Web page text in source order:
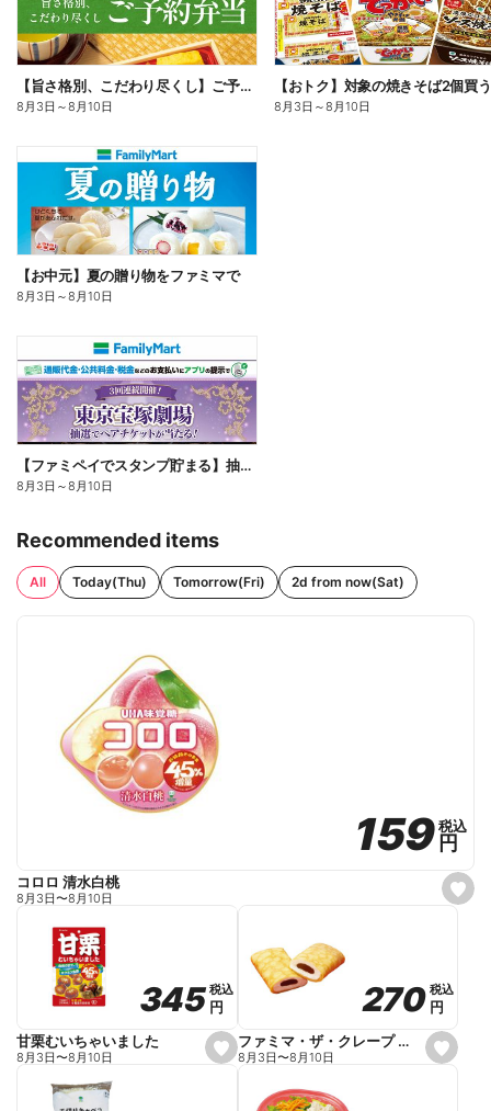
【旨さ格別、こだわり尽くし】ご予約弁当
8月3日 ～8月10日 8月3日 ～8月10日
【お中元】夏の贈り物をファミマで
8月3日 ～8月10日
【ファミペイでスタンプ貯まる】抽選でペアチケットが当たる!
8月3日 ～8月10日
Recommended items
All Today(Thu) Tomorrow(Fri) 2d from now(Sat)
s
e
159
159税込
税込
円
円
コロロ 清水白桃
8月3日〜8月10日
s
e
345
345税込
税込
円
円
甘栗むいちゃいました
8月3日〜8月10日
s
e
270
270 税込
税込
円
円
ファミマ・ザ・クレープ 生チョコ
8月3日〜8月10日